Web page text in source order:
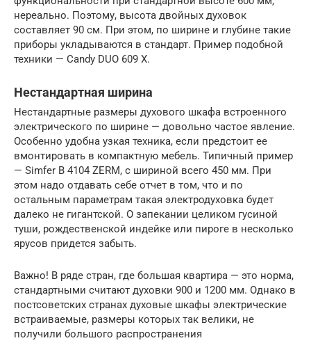
нереально. Поэтому, высота двойных духовок
составляет 90 см. При этом, по ширине и глубине такие
приборы укладываются в стандарт. Пример подобной
техники — Candy DUO 609 X.
Нестандартная ширина
Нестандартные размеры духового шкафа встроенного
электрического по ширине — довольно частое явление.
Особенно удобна узкая техника, если предстоит ее
вмонтировать в компактную мебель. Типичный пример
— Simfer B 4104 ZERM, с шириной всего 450 мм. При
этом надо отдавать себе отчет в том, что и по
остальным параметрам такая электродуховка будет
далеко не гигантской. О запекании целиком гусиной
туши, рождественской индейке или пироге в несколько
ярусов придется забыть.
Важно! В ряде стран, где большая квартира — это норма,
стандартными считают духовки 900 и 1200 мм. Однако в
постсоветских странах духовые шкафы электрические
встраиваемые, размеры которых так велики, не
получили большого распространения